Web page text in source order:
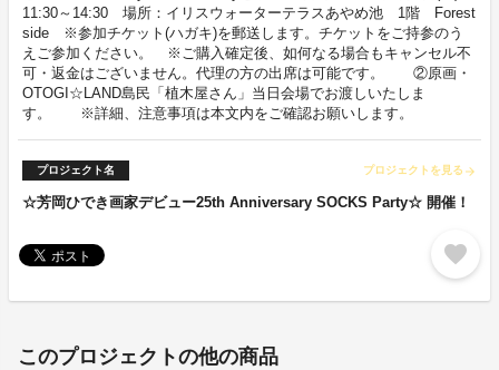
11:30～14:30 場所：イリスウォーターテラスあやめ池 1階 Forest
side ※参加チケット(ハガキ)を郵送します。チケットをご持参のう
えご参加ください。 ※ご購入確定後、如何なる場合もキャンセル不
可・返金はございません。代理の方の出席は可能です。 ②原画・
OTOGI☆LAND島民「植木屋さん」当日会場でお渡しいたしま
す。 ※詳細、注意事項は本文内をご確認お願いします。
プロジェクト名 プロジェクトを見る arrow_forward
☆芳岡ひでき画家デビュー25th Anniversary SOCKS Party☆ 開催！
favorite
このプロジェクトの他の商品